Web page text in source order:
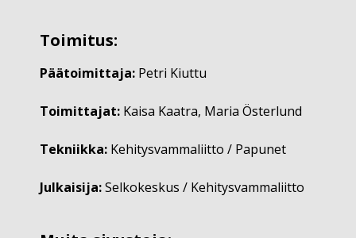
Toimitus:
Päätoimittaja: Petri Kiuttu
Toimittajat: Kaisa Kaatra, Maria Österlund
Tekniikka: Kehitysvammaliitto / Papunet
Julkaisija:Selkokeskus / Kehitysvammaliitto